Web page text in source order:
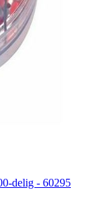
delig - 60295